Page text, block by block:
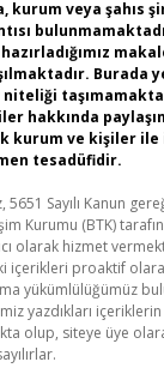
kurum veya şahıs
Burada
niteliği
hakkında
kurum ve kişiler
tesadüfidir.
5651 Sayılı Kanun
Kurumu (BTK)
olarak hizmet
içerikleri proaktif
yükümlülüğümüz
yazdıkları
olup, siteye üye